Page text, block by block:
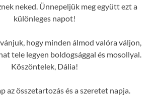
neked. Ünnepeljük meg együtt ezt a
különleges napot!
hogy minden álmod valóra váljon,
tele legyen boldogsággal és mosollyal.
Köszöntelek, Dália!
az összetartozás és a szeretet napja.